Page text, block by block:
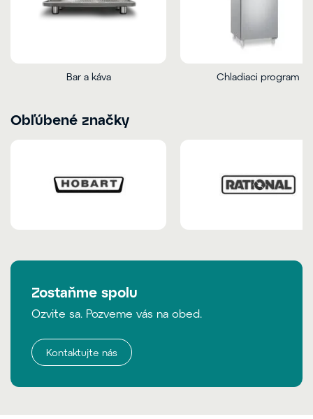
Bar a káva Chladiaci program
Obľúbené značky
Zostaňme spolu
Ozvite sa. Pozveme vás na obed.
Kontaktujte nás